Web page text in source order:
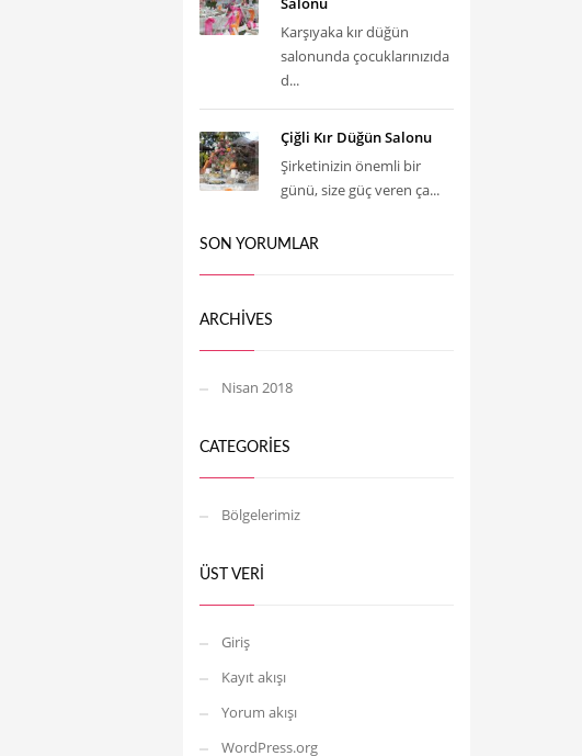
Karşıyaka kır düğün
salonunda çocuklarınızıda
d...
Çiğli Kır Düğün Salonu
Şirketinizin önemli bir
günü, size güç veren ça...
SON YORUMLAR
ARCHIVES
Nisan 2018
CATEGORIES
Bölgelerimiz
ÜST VERI
Giriş
Kayıt akışı
Yorum akışı
WordPress.org